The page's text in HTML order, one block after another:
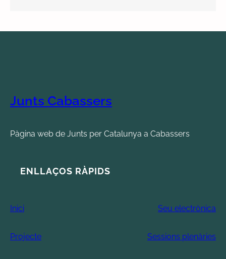
Junts Cabassers
Pàgina web de Junts per Catalunya a Cabassers
ENLLAÇOS RÀPIDS
Inici Seu electrònica
Projecte Sessions plenàries